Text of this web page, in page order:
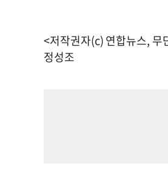
<저작권자(c) 연합뉴스, 무
정성조